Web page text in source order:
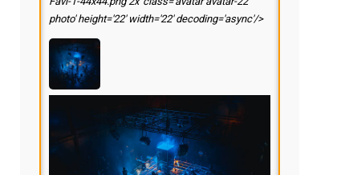
photo' height='22' width='22' decoding='async'/>